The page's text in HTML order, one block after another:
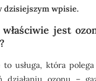
dzisiejszym wpisie.
jest
to usługa, która
działaniu ozonu –